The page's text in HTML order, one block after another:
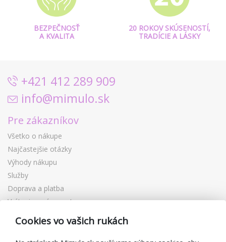
BEZPEČNOSŤ
A KVALITA
20 ROKOV SKÚSENOSTÍ,
TRADÍCIE A LÁSKY
+421 412 289 909
info@mimulo.sk
Pre zákazníkov
Všetko o nákupe
Najčastejšie otázky
Výhody nákupu
Služby
Doprava a platba
Vrátenie a výmena tovaru
Reklamácia
Cookies vo vašich rukách